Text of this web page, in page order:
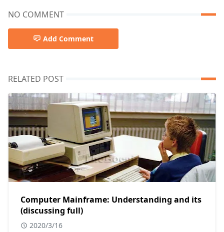
NO COMMENT
Add Comment
RELATED POST
Computer Mainframe: Understanding and its
(discussing full)
2020/3/16